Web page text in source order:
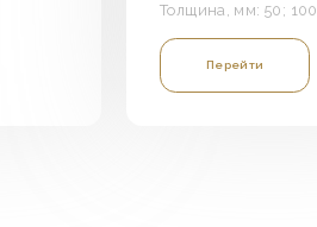
Толщина, мм: 50; 100
Перейти